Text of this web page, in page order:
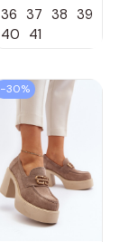
36 37 38 39
40 41
−30%